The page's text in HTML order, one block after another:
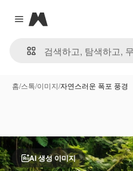
Close menu
Magnific
홈/스톡/이미지/자연스러운 폭포 풍경
AI 생성 이미지